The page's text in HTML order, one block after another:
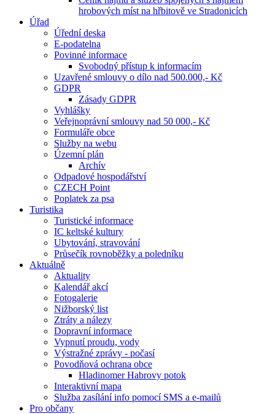
hrobových míst na hřbitově ve Stradonicích
Úřad
Úřední deska
E-podatelna
Povinné informace
Svobodný přístup k informacím
Uzavřené smlouvy o dílo nad 500.000,- Kč
GDPR
Zásady GDPR
Vyhlášky
Veřejnoprávní smlouvy nad 50 000,- Kč
Formuláře obce
Služby na webu
Územní plán
Archív
Odpadové hospodářství
CZECH Point
Poplatek za psa
Turistika
Turistické informace
IC keltské kultury
Ubytování, stravování
Průsečík rovnoběžky a poledníku
Aktuálně
Aktuality
Kalendář akcí
Fotogalerie
Nižborský list
Ztráty a nálezy
Dopravní informace
Vypnutí proudu, vody
Výstražné zprávy - počasí
Povodňová ochrana obce
Hladinomer Habrovy potok
Interaktivní mapa
Služba zasílání info pomocí SMS a e-mailů
Pro občany